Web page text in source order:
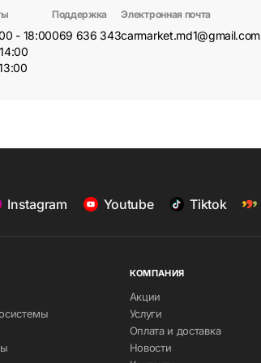
- 18:00
Поддержка
069 636 343
Электронная почта
carmarket.md1@gmail.com
Instagram Youtube Tiktok
КОМПАНИЯ
Акции
Услуги
Оплата и доставка
Новости